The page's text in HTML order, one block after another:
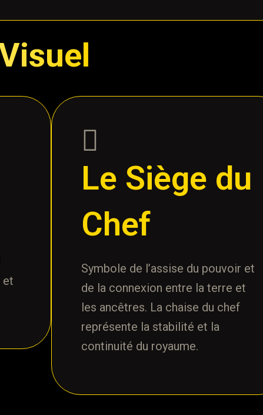
et
Le Siège du
Chef
Symbole de l’assise du pouvoir et
de la connexion entre la terre et
les ancêtres. La chaise du chef
représente la stabilité et la
continuité du royaume.